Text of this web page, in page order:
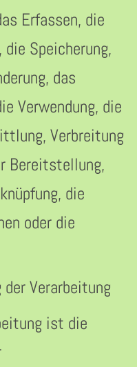
Erfassen, die
die Speicherung,
das
Verwendung, die
Verbreitung
Bereitstellung,
die
oder die
Verarbeitung
ist die